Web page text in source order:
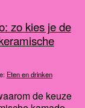
zo kies je de
Eten en drinken
de keuze